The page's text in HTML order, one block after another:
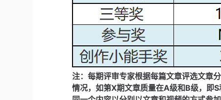
注：每期评审专家根据每篇文章评选文章
情况，如第X期文章质量在A级和B级，即S